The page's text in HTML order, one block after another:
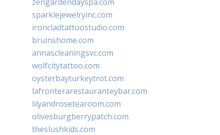
sparklejewelryinc.com
ironcladtattoostudio.com
bruinshome.com
annascleaningsvc.com
wolfcitytattoo.com
oysterbayturkeytrot.com
lafronterarestauranteybar.com
lilyandrosetearoom.com
olivesburgberrypatch.com
theslushkids.com